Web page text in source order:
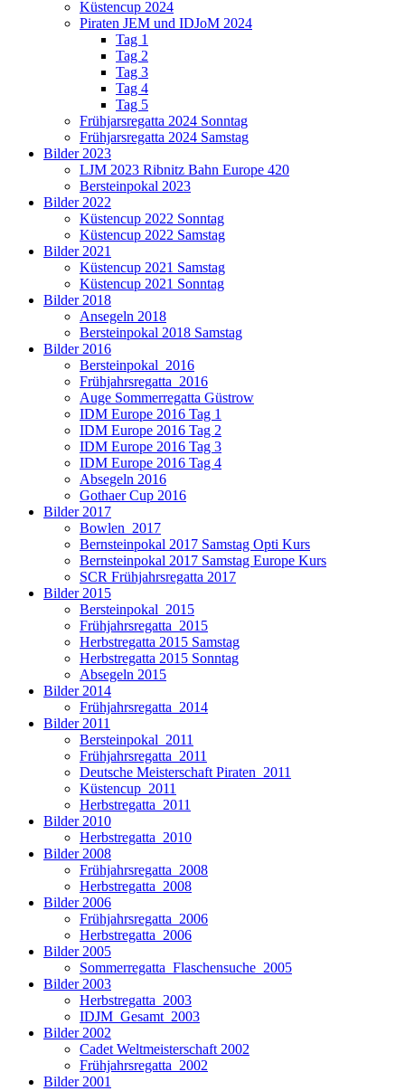
Küstencup 2024
Piraten JEM und IDJoM 2024
Tag 1
Tag 2
Tag 3
Tag 4
Tag 5
Frühjarsregatta 2024 Sonntag
Frühjarsregatta 2024 Samstag
Bilder 2023
LJM 2023 Ribnitz Bahn Europe 420
Bersteinpokal 2023
Bilder 2022
Küstencup 2022 Sonntag
Küstencup 2022 Samstag
Bilder 2021
Küstencup 2021 Samstag
Küstencup 2021 Sonntag
Bilder 2018
Ansegeln 2018
Bersteinpokal 2018 Samstag
Bilder 2016
Bersteinpokal_2016
Frühjahrsregatta_2016
Auge Sommerregatta Güstrow
IDM Europe 2016 Tag 1
IDM Europe 2016 Tag 2
IDM Europe 2016 Tag 3
IDM Europe 2016 Tag 4
Absegeln 2016
Gothaer Cup 2016
Bilder 2017
Bowlen_2017
Bernsteinpokal 2017 Samstag Opti Kurs
Bernsteinpokal 2017 Samstag Europe Kurs
SCR Frühjahrsregatta 2017
Bilder 2015
Bersteinpokal_2015
Frühjahrsregatta_2015
Herbstregatta 2015 Samstag
Herbstregatta 2015 Sonntag
Absegeln 2015
Bilder 2014
Frühjahrsregatta_2014
Bilder 2011
Bersteinpokal_2011
Frühjahrsregatta_2011
Deutsche Meisterschaft Piraten_2011
Küstencup_2011
Herbstregatta_2011
Bilder 2010
Herbstregatta_2010
Bilder 2008
Frühjahrsregatta_2008
Herbstregatta_2008
Bilder 2006
Frühjahrsregatta_2006
Herbstregatta_2006
Bilder 2005
Sommerregatta_Flaschensuche_2005
Bilder 2003
Herbstregatta_2003
IDJM_Gesamt_2003
Bilder 2002
Cadet Weltmeisterschaft 2002
Frühjahrsregatta_2002
Bilder 2001